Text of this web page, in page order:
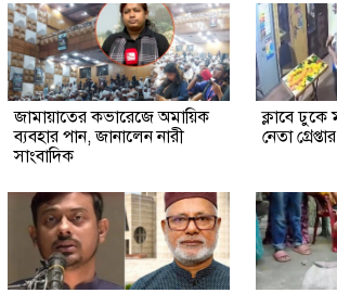
জামায়াতের কভারেজে অমায়িক
ব্যবহার পান, জানালেন নারী
সাংবাদিক
ক্লাবে ঢুকে
নেতা গ্রেপ্তার